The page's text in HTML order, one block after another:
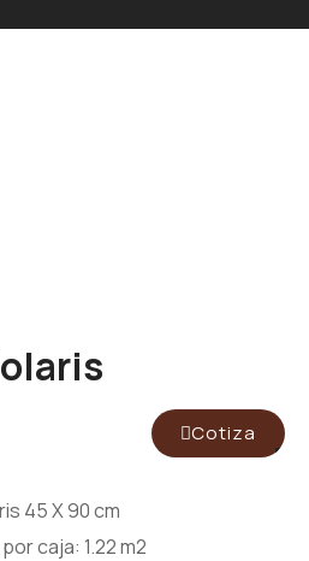
Cotiza
45 X 90 cm
caja: 1.22 m2